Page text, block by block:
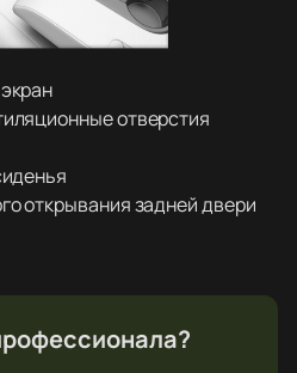
отверстия
открывания задней двери